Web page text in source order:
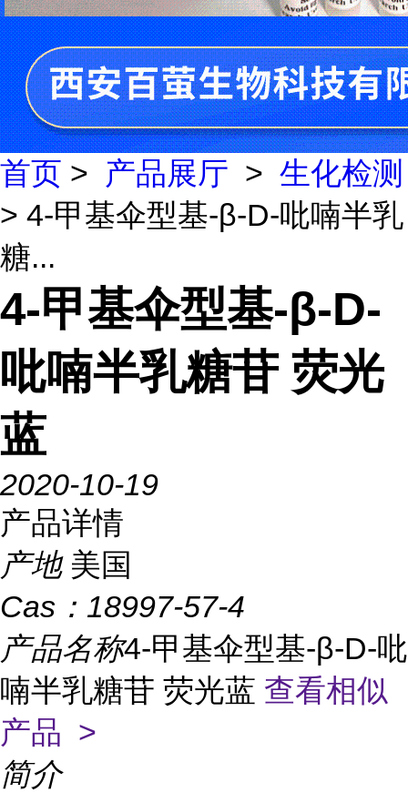
首页 > 产品展厅 > 生化检测
> 4-甲基伞型基-β-D-吡喃半乳
糖...
4-甲基伞型基-β-D-
吡喃半乳糖苷 荧光
蓝
2020-10-19
产品详情
产地 美国
Cas： 18997-57-4
产品名称4-甲基伞型基-β-D-吡
喃半乳糖苷 荧光蓝 查看相似
产品 >
简介